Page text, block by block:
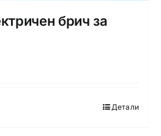
брич за
Детали